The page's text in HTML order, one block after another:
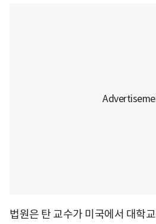
법원은 탄 교수가 미국에서 대학